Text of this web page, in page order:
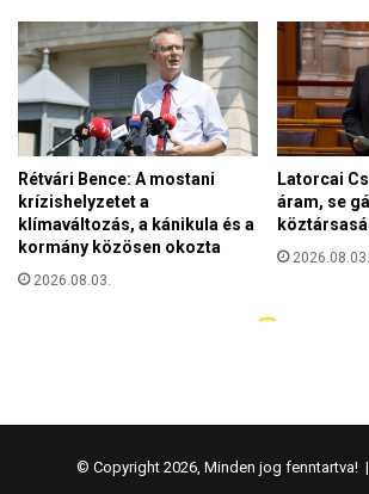
© Copyright 2026, Minden jog fenntartva! |